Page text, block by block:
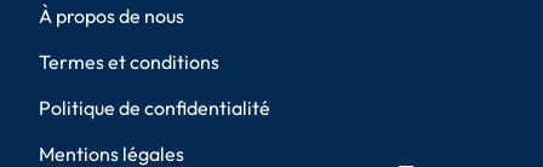
À propos de nous
Termes et conditions
Politique de confidentialité
Mentions légales